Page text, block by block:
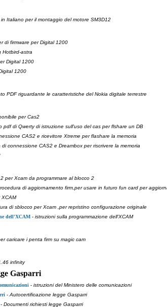
in Italiano per il montaggio del motore SM3D12
di firmware per Digital 1200
Hotbird-astra
Digital 1200
1200
PDF riguardante le caratteristiche del Nokia digitale terrestre
per Cas2
pdf di Qwerty di istruzione sull'uso del cas per flshare un DB
CAS2 e ricevitore Xtreme per flashare la memoria
di connessione CAS2 e Dreambox per riscrivere la memoria
per Xcam da programmare al blocco 2
di aggiornamento firm,per usare in futuro fun card per
XCAM
di sblocco per Xcam ,per repristino configurazione originale
dell'XCAM - istruzioni sulla programmazione dell'XCAM
caricare i penta firm su magic cam
infinity
Gasparri
- istruzioni del Ministero delle comunicazioni
- Autocertificazione legge Gasparri
- Documenti richiesti legge Gasparri